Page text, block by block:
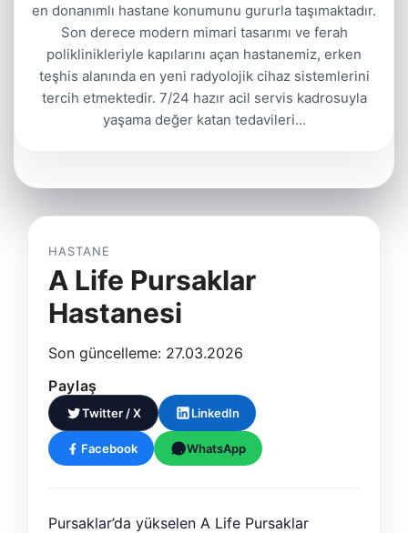
en donanımlı hastane konumunu gururla taşımaktadır.
Son derece modern mimari tasarımı ve ferah
poliklinikleriyle kapılarını açan hastanemiz, erken
teşhis alanında en yeni radyolojik cihaz sistemlerini
tercih etmektedir. 7/24 hazır acil servis kadrosuyla
yaşama değer katan tedavileri…
HASTANE
A Life Pursaklar
Hastanesi
Son güncelleme: 27.03.2026
Paylaş
Twitter / X LinkedIn
Facebook WhatsApp
Pursaklar’da yükselen A Life Pursaklar